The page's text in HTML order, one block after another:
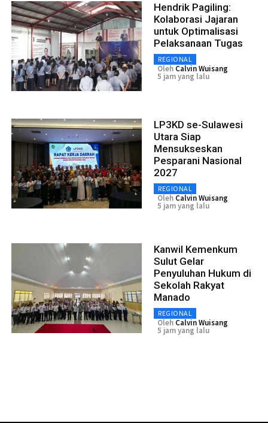
Hendrik Pagiling:
Kolaborasi Jajaran
untuk Optimalisasi
Pelaksanaan Tugas
REGIONAL
Oleh Calvin Wuisang
5 jam yang lalu
LP3KD se-Sulawesi
Utara Siap
Mensukseskan
Pesparani Nasional
2027
REGIONAL
Oleh Calvin Wuisang
5 jam yang lalu
Kanwil Kemenkum
Sulut Gelar
Penyuluhan Hukum di
Sekolah Rakyat
Manado
REGIONAL
Oleh Calvin Wuisang
5 jam yang lalu